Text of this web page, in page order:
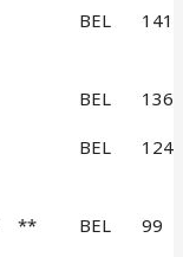
BEL 141
BEL 136
BEL 124
** BEL 99